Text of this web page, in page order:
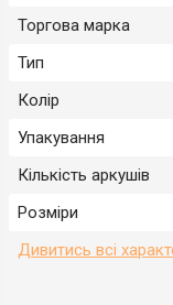
Торгова марка
Тип
Колір
Упакування
Кількість аркушів
Розміри
Дивитись всі